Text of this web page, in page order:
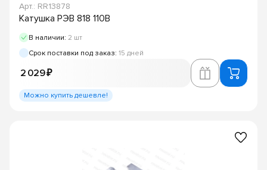
Арт.: RR13878
Катушка РЭВ 818 110В
В наличии: 2 шт
Срок поставки под заказ: 15 дней
2 029 ₽
Можно купить дешевле!